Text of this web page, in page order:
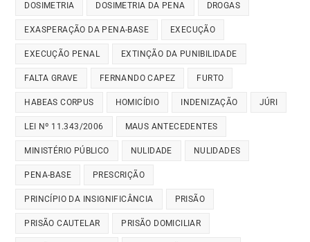
DOSIMETRIA DOSIMETRIA DA PENA DROGAS
EXASPERAÇÃO DA PENA-BASE EXECUÇÃO
EXECUÇÃO PENAL EXTINÇÃO DA PUNIBILIDADE
FALTA GRAVE FERNANDO CAPEZ FURTO
HABEAS CORPUS HOMICÍDIO INDENIZAÇÃO JÚRI
LEI Nº 11.343/2006 MAUS ANTECEDENTES
MINISTÉRIO PÚBLICO NULIDADE NULIDADES
PENA-BASE PRESCRIÇÃO
PRINCÍPIO DA INSIGNIFICÂNCIA PRISÃO
PRISÃO CAUTELAR PRISÃO DOMICILIAR